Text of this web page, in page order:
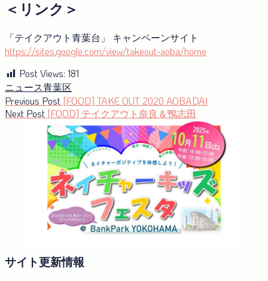
＜リンク＞
「テイクアウト青葉台」 キャンペーンサイト
https://sites.google.com/view/takeout-aoba/home
Post Views: 181
ニュース青葉区
投
稿
ン
Previous Post Previous
post:
[FOOD] TAKE OUT 2020 AOBADAI
Next Post Next
post:
[FOOD] テイクアウト奈良＆鴨志田
サイト更新情報